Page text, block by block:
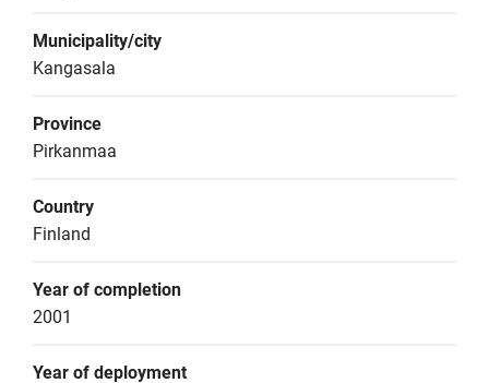
Municipality/city
Kangasala
Province
Pirkanmaa
Country
Finland
Year of completion
2001
Year of deployment